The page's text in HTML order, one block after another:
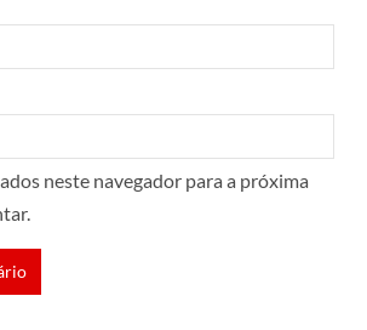
neste navegador para a próxima